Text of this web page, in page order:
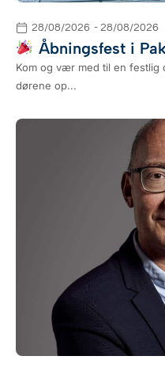
28/08/2026 - 28/08/2026
Åbningsfest i
Kom og vær med til en festlig
dørene op...